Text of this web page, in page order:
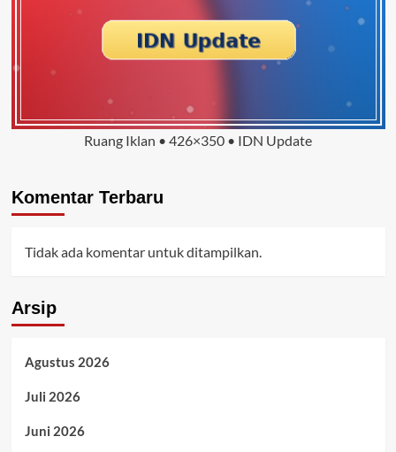
Ruang Iklan • 426×350 • IDN Update
Komentar Terbaru
Tidak ada komentar untuk ditampilkan.
Arsip
Agustus 2026
Juli 2026
Juni 2026